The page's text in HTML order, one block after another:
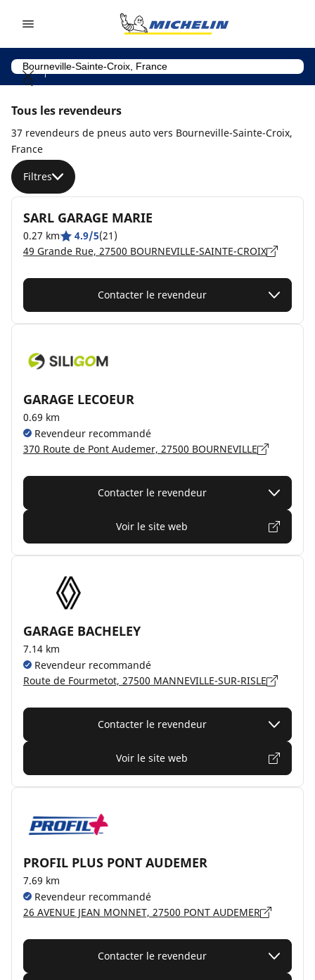
Tous les revendeurs
37 revendeurs de pneus auto vers Bourneville-Sainte-Croix,
France
Filtres
SARL GARAGE MARIE
0.27 km 4.9/5(21)
49 Grande Rue, 27500 BOURNEVILLE-SAINTE-CROIX
Contacter le revendeur
GARAGE LECOEUR
0.69 km
Revendeur recommandé
370 Route de Pont Audemer, 27500 BOURNEVILLE
Contacter le revendeur
Voir le site web
GARAGE BACHELEY
7.14 km
Revendeur recommandé
Route de Fourmetot, 27500 MANNEVILLE-SUR-RISLE
Contacter le revendeur
Voir le site web
PROFIL PLUS PONT AUDEMER
7.69 km
Revendeur recommandé
26 AVENUE JEAN MONNET, 27500 PONT AUDEMER
Contacter le revendeur